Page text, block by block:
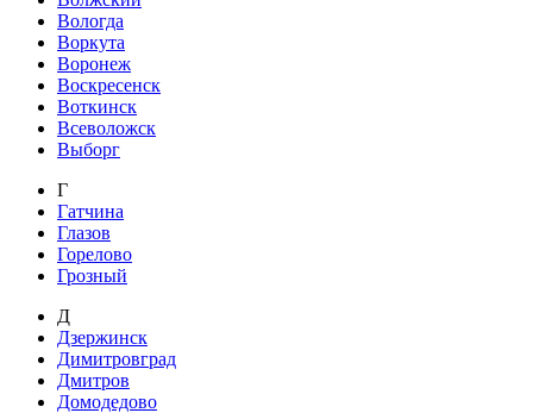
Вологда
Воркута
Воронеж
Воскресенск
Воткинск
Всеволожск
Выборг
Г
Гатчина
Глазов
Горелово
Грозный
Д
Дзержинск
Димитровград
Дмитров
Домодедово